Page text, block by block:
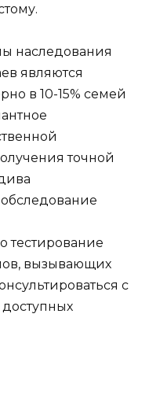
наследования
являются
в 10-15% семей
точной
тестирование
вызывающих
с